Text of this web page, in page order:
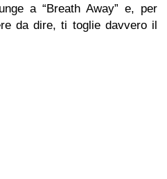
a “Breath Away” e, per
da dire, ti toglie davvero il